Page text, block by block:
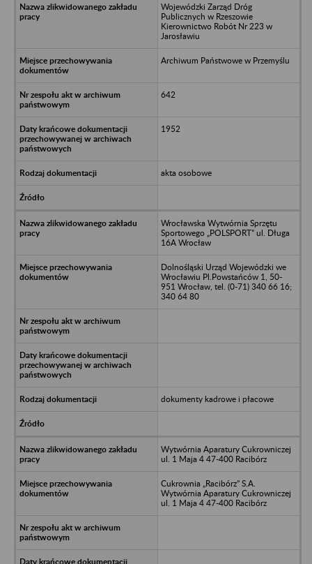
Wojewódzki Zarząd Dróg
Publicznych w Rzeszowie
Kierownictwo Robót Nr 223 w
Jarosławiu
Archiwum Państwowe w Przemyślu
642
1952
akta osobowe
Wrocławska Wytwórnia Sprzętu
Sportowego „POLSPORT” ul. Długa
16A Wrocław
Dolnośląski Urząd Wojewódzki we
Wrocławiu Pl.Powstańców 1, 50-
951 Wrocław, tel. (0-71) 340 66 16;
340 64 80
dokumenty kadrowe i płacowe
Wytwórnia Aparatury Cukrowniczej
ul. 1 Maja 4 47-400 Racibórz
Cukrownia „Racibórz” S.A.
Wytwórnia Aparatury Cukrowniczej
ul. 1 Maja 4 47-400 Racibórz